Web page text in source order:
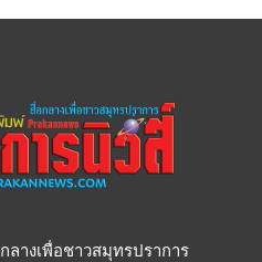
ลางเพื่อชาวสมุทรปราการ